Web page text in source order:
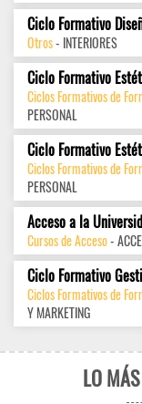
Ciclo Formativo
Otros- INTERIORES
Ciclo Formativo
Ciclos Formativos de
PERSONAL
Ciclo Formativo
Ciclos Formativos de
PERSONAL
Acceso a la
Cursos de Acceso-
Ciclo Formativo
Ciclos Formativos de
Y MARKETING
LO